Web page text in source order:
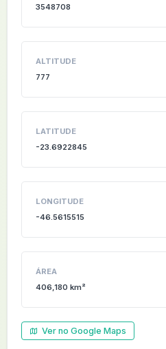
3548708
ALTITUDE
777
LATITUDE
-23.6922845
LONGITUDE
-46.5615515
ÁREA
406,180 km²
Ver no Google Maps